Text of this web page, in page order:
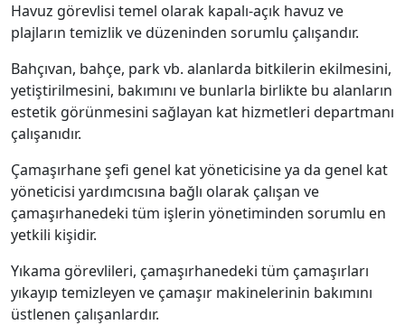
Havuz görevlisi temel olarak kapalı-açık havuz ve
plajların temizlik ve düzeninden sorumlu çalışandır.
Bahçıvan, bahçe, park vb. alanlarda bitkilerin ekilmesini,
yetiştirilmesini, bakımını ve bunlarla birlikte bu alanların
estetik görünmesini sağlayan kat hizmetleri departmanı
çalışanıdır.
Çamaşırhane şefi genel kat yöneticisine ya da genel kat
yöneticisi yardımcısına bağlı olarak çalışan ve
çamaşırhanedeki tüm işlerin yönetiminden sorumlu en
yetkili kişidir.
Yıkama görevlileri, çamaşırhanedeki tüm çamaşırları
yıkayıp temizleyen ve çamaşır makinelerinin bakımını
üstlenen çalışanlardır.